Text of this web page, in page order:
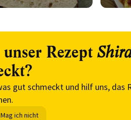
Rezept
gut schmeckt und hilf uns, das
Mag ich nicht